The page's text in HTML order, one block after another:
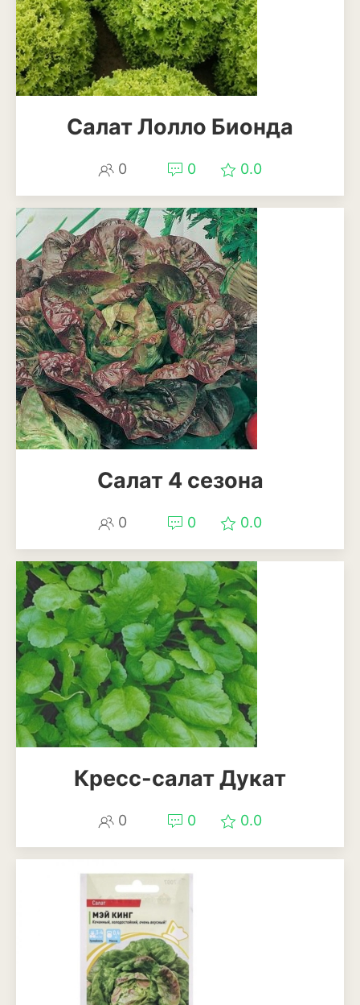
Репа
Салат
Свекла
Цветная капуста
Чеснок
Шпинат
Плодовые деревья и
кустарники
Абрикосы
Айва
Актинидия
Вишня
Гранат
Грецкий орех
Груша
Ежевика
Земклуника
Салат Лолло Бионда
0 0 0.0
Салат 4 сезона
0 0 0.0
Кресс-салат Дукат
0 0 0.0